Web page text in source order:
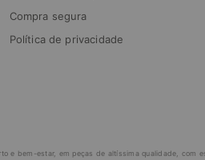
Compra segura
Política de privacidade
e bem-estar, em peças de altíssima qualidade, com